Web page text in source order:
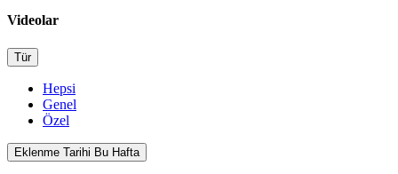
Videolar
Tür
Hepsi
Genel
Özel
Eklenme Tarihi Bu Hafta